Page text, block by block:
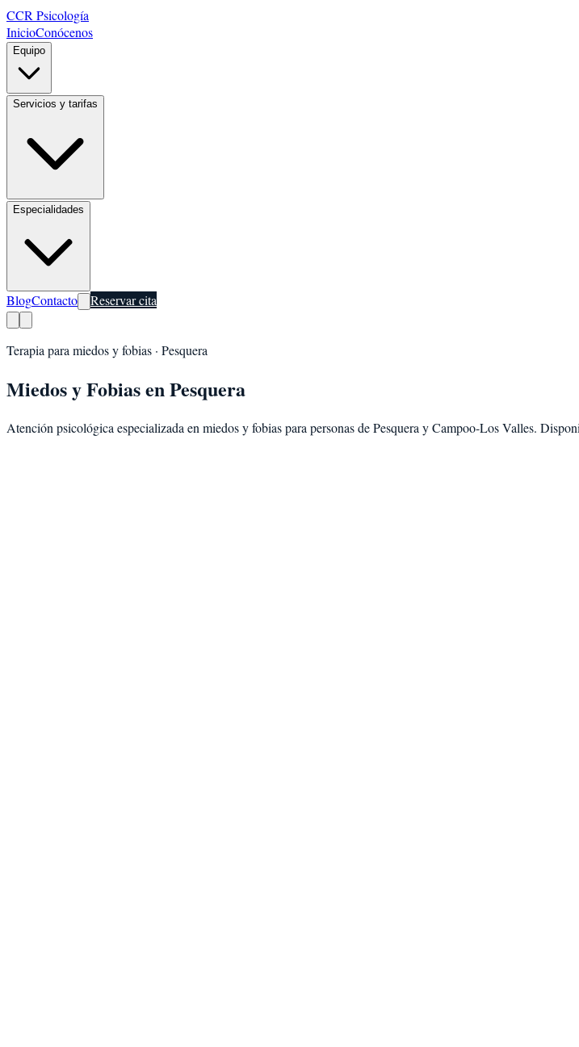
CCR Psicología
InicioConócenos
Equipo
Servicios y tarifas
Especialidades
BlogContacto Reservar cita
Terapia para miedos y fobias · Pesquera
Miedos y FobiasenPesquera
Atención psicológica especializada en miedos y fobiaspara personas dePesquera yCampoo-Los Valles.